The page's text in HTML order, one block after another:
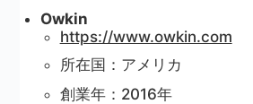
Owkin
https://www.owkin.com
所在国：アメリカ
創業年：2016年